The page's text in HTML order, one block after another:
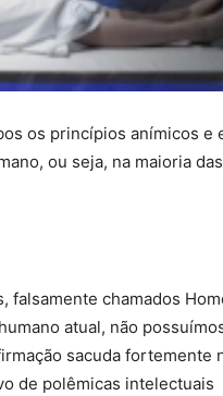
os princípios anímicos e
ou seja, na maioria
falsamente chamados
atual, não
sacuda fortemente
de polêmicas intelectuais